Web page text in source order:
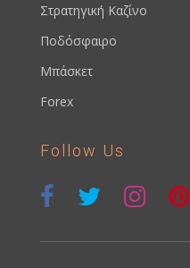
Στρατηγική Καζίνο
Ποδόσφαιρο
Μπάσκετ
Forex
Follow Us